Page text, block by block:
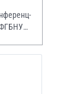
ФГБНУ